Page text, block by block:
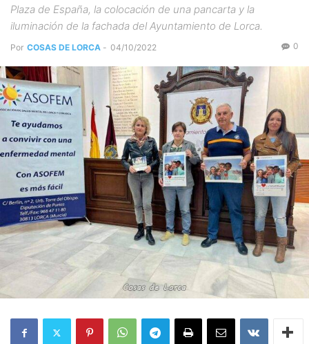
Plaza de España, la colocación de una pancarta y la
iluminación de la fachada del Ayuntamiento de Lorca.
Por COSAS DE LORCA - 04/10/2022 0